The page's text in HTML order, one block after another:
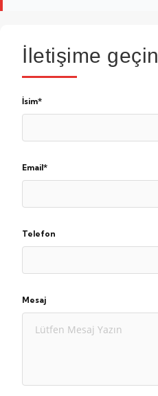
İletişime geçin
İsim*
Email*
Telefon
Mesaj